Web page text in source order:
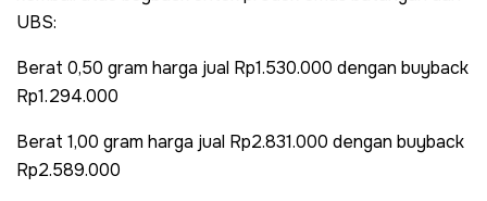
UBS:
Berat 0,50 gram harga jual Rp1.530.000 dengan buyback
Rp1.294.000
Berat 1,00 gram harga jual Rp2.831.000 dengan buyback
Rp2.589.000